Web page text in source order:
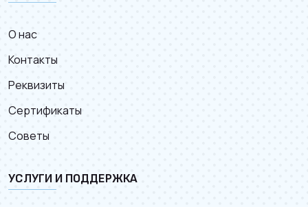
О нас
Контакты
Реквизиты
Сертификаты
Советы
УСЛУГИ И ПОДДЕРЖКА